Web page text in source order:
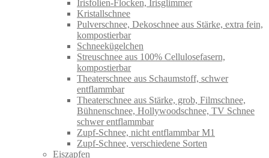
Irisfolien-Flocken, Irisglimmer
Kristallschnee
Pulverschnee, Dekoschnee aus Stärke, extra fein,
kompostierbar
Schneekügelchen
Streuschnee aus 100% Cellulosefasern,
kompostierbar
Theaterschnee aus Schaumstoff, schwer
entflammbar
Theaterschnee aus Stärke, grob, Filmschnee,
Bühnenschnee, Hollywoodschnee, TV Schnee
schwer entflammbar
Zupf-Schnee, nicht entflammbar M1
Zupf-Schnee, verschiedene Sorten
Eiszapfen